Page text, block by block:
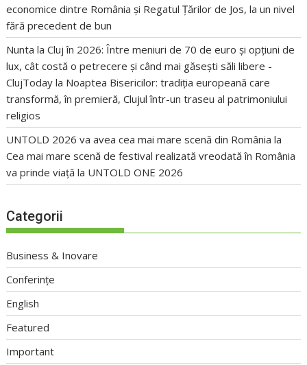
economice dintre România și Regatul Țărilor de Jos, la un nivel
fără precedent de bun
Nunta la Cluj în 2026: Între meniuri de 70 de euro și opțiuni de
lux, cât costă o petrecere și când mai găsești săli libere -
ClujToday la Noaptea Bisericilor: tradiția europeană care
transformă, în premieră, Clujul într-un traseu al patrimoniului
religios
UNTOLD 2026 va avea cea mai mare scenă din România la
Cea mai mare scenă de festival realizată vreodată în România
va prinde viață la UNTOLD ONE 2026
Categorii
Business & Inovare
Conferințe
English
Featured
Important